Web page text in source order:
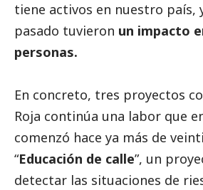
tiene activos en nuestro país,
pasado tuvieron un impacto
personas.
En concreto, tres proyectos
Roja continúa una labor que
comenzó hace ya más de
“Educación de calle”, un
detectar las situaciones de